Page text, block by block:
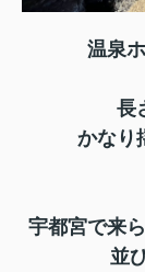
温泉
長
かなり
宇都宮で来
並